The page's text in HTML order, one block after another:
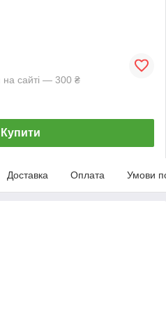
на сайті — 300 ₴
Купити
Доставка Оплата Умови